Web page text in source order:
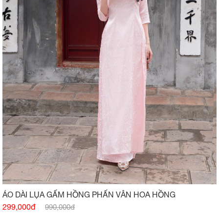
ÁO DÀI LỤA GẤM HỒNG PHẤN VÂN HOA HỒNG
299,000đ
990,000đ